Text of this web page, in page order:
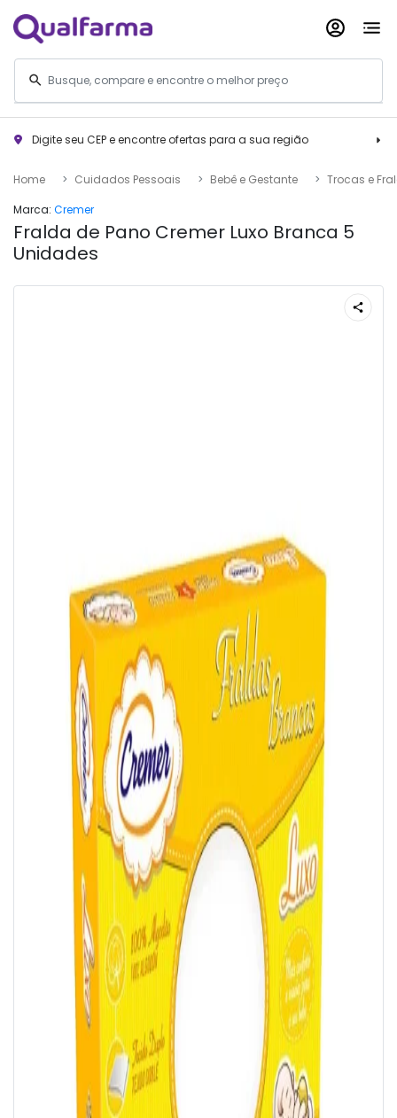
Digite seu CEP e encontre ofertas para a sua região
Home Cuidados Pessoais Bebê e Gestante
Trocas e
Marca: Cremer
Fralda de Pano Cremer Luxo Branca 5
Unidades